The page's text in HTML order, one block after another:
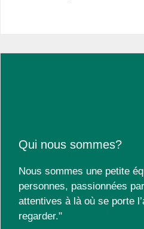
Qui nous sommes?
Nous sommes une petite
personnes, passionnées
attentives à là où se porte
regarder."